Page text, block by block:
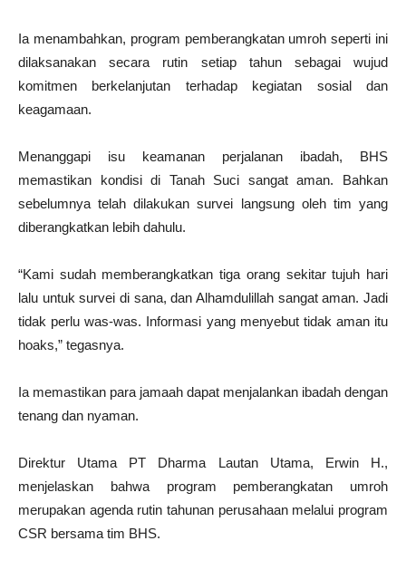
Ia menambahkan, program pemberangkatan umroh seperti ini
dilaksanakan secara rutin setiap tahun sebagai wujud
komitmen berkelanjutan terhadap kegiatan sosial dan
keagamaan.
Menanggapi isu keamanan perjalanan ibadah, BHS
memastikan kondisi di Tanah Suci sangat aman. Bahkan
sebelumnya telah dilakukan survei langsung oleh tim yang
diberangkatkan lebih dahulu.
“Kami sudah memberangkatkan tiga orang sekitar tujuh hari
lalu untuk survei di sana, dan Alhamdulillah sangat aman. Jadi
tidak perlu was-was. Informasi yang menyebut tidak aman itu
hoaks,” tegasnya.
Ia memastikan para jamaah dapat menjalankan ibadah dengan
tenang dan nyaman.
Direktur Utama PT Dharma Lautan Utama, Erwin H.,
menjelaskan bahwa program pemberangkatan umroh
merupakan agenda rutin tahunan perusahaan melalui program
CSR bersama tim BHS.